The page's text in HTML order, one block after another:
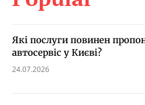
Які послуги повинен
автосервіс у Києві?
24.07.2026